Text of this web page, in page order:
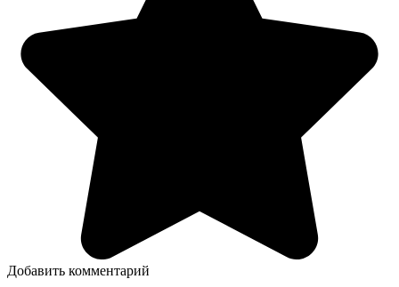
Добавить комментарий